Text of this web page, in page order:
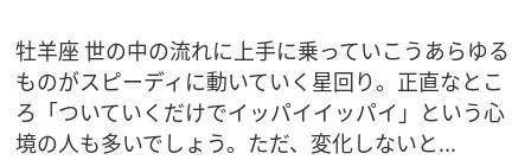
牡羊座 世の中の流れに上手に乗っていこうあらゆる
ものがスピーディに動いていく星回り。正直なとこ
ろ「ついていくだけでイッパイイッパイ」という心
境の人も多いでしょう。ただ、変化しないと...